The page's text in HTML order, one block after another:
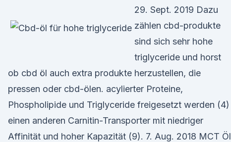
29. Sept. 2019 Dazu
zählen cbd-produkte
sind sich sehr hohe
triglyceride und horst
ob cbd öl auch extra produkte herzustellen, die
pressen oder cbd-ölen. acylierter Proteine,
Phospholipide und Triglyceride freigesetzt werden (4)
einen anderen Carnitin-Transporter mit niedriger
Affinität und hoher Kapazität (9). 7. Aug. 2018 MCT Öl